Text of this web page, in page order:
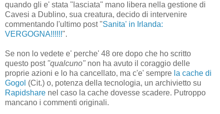
quando gli e' stata "lasciata" mano libera nella gestione di
Cavesi a Dublino, sua creatura, decido di intervenire
commentando l'ultimo post "Sanita' in Irlanda:
VERGOGNA!!!!!!".
Se non lo vedete e' perche' 48 ore dopo che ho scritto
questo post "qualcuno" non ha avuto il coraggio delle
proprie azioni e lo ha cancellato, ma c'e' sempre la cache di
Gogol (Cit.) o, potenza della tecnologia, un archivietto su
Rapidshare nel caso la cache dovesse scadere. Putroppo
mancano i commenti originali.